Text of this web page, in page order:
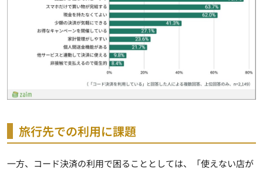
旅行先での利用に課題
一方、コード決済の利用で困ることとしては、「使えない店が